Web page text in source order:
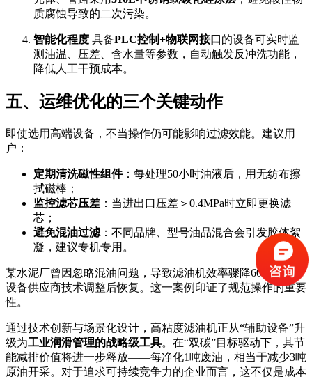
质腐蚀导致的二次污染。
智能化程度 具备PLC控制+物联网接口 的设备可实时监
测油温、压差、含水量等参数，自动触发反冲洗功能，
降低人工干预成本。
五、运维优化的三个关键动作
即使选用高端设备，不当操作仍可能影响过滤效能。建议用
户：
定期清洗磁性组件：每处理50小时油液后，用无纺布擦
拭磁棒；
监控滤芯压差 ：当进出口压差＞0.4MPa时立即更换滤
芯；
避免混油过滤 ：不同品牌、型号油品混合会引发胶体絮
凝，建议专机专用。
某水泥厂曾因忽略混油问题，导致滤油机效率骤降60%，后经
设备供应商技术调整后恢复。这一案例印证了规范操作的重要
性。
通过技术创新与场景化设计，高粘度滤油机正从“辅助设备”升
级为工业润滑管理的战略级工具。在“双碳”目标驱动下，其节
能减排价值将进一步释放——每净化1吨废油，相当于减少3吨
原油开采。对于追求可持续竞争力的企业而言，这不仅是成本